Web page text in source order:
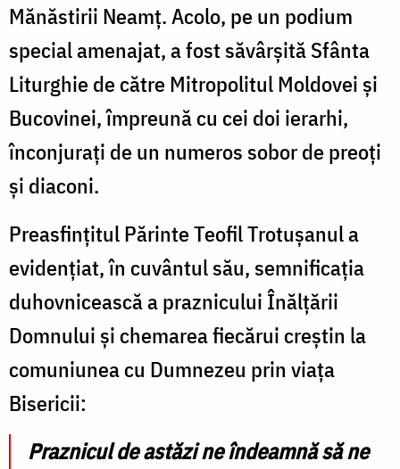
Mănăstirii Neamț. Acolo, pe un podium
special amenajat, a fost săvârșită Sfânta
Liturghie de către Mitropolitul Moldovei și
Bucovinei, împreună cu cei doi ierarhi,
înconjurați de un numeros sobor de preoți
și diaconi.
Preasfințitul Părinte Teofil Trotușanul a
evidențiat, în cuvântul său, semnificația
duhovnicească a praznicului Înălțării
Domnului și chemarea fiecărui creștin la
comuniunea cu Dumnezeu prin viața
Bisericii:
Praznicul de astăzi ne îndeamnă să ne